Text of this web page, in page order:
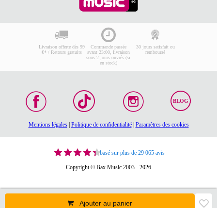
Ajouter au panier
Livraison offerte dès 99
€* / Retours gratuits
Commande passée
avant 23:00, livraison
sous 2 jours ouvrés (si
en stock)
30 jours satisfait ou
remboursé
BLOG
Mentions légales| Politique de confidentialité| Paramètres des cookies
basé sur plus de 29 065 avis
Copyright © Bax Music 2003 - 2026